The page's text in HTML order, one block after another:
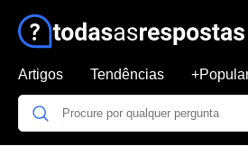
Artigos Tendências